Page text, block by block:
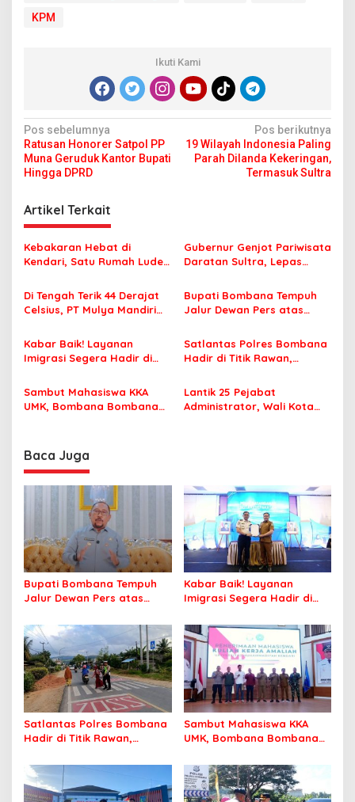
KPM
Ikuti Kami
N
a
v
i
g
a
s
i
p
s
Pos sebelumnya
Ratusan Honorer Satpol PP
Muna Geruduk Kantor Bupati
Hingga DPRD
Pos berikutnya
19 Wilayah Indonesia Paling
Parah Dilanda Kekeringan,
Termasuk Sultra
Artikel Terkait
Kebakaran Hebat di
Kendari, Satu Rumah Ludes
Gubernur Genjot Pariwisata
Daratan Sultra, Lepas
Tiga Kabupaten Unggulan
Di Tengah Terik 44 Derajat
Celsius, PT Mulya Mandiri
Jamaah Tetap Sehat dan
Nyaman Beribadah
Bupati Bombana Tempuh
Jalur Dewan Pers atas
Korupsi Jembatan Cirauci II
Kabar Baik! Layanan
Imigrasi Segera Hadir di
Perlu Lagi ke Kendari
Satlantas Polres Bombana
Hadir di Titik Rawan,
Sekolah dengan Aman
Sambut Mahasiswa KKA
UMK, Bombana Bombana
Lantik 25 Pejabat
Administrator, Wali Kota
Baca Juga
Bupati Bombana Tempuh
Jalur Dewan Pers atas
Korupsi Jembatan Cirauci II
Kabar Baik! Layanan
Imigrasi Segera Hadir di
Perlu Lagi ke Kendari
Satlantas Polres Bombana
Hadir di Titik Rawan,
Sekolah dengan Aman
Sambut Mahasiswa KKA
UMK, Bombana Bombana
Sasaran